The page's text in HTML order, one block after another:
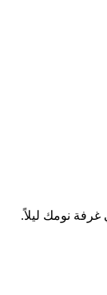
غرفة نومك ليلاً.